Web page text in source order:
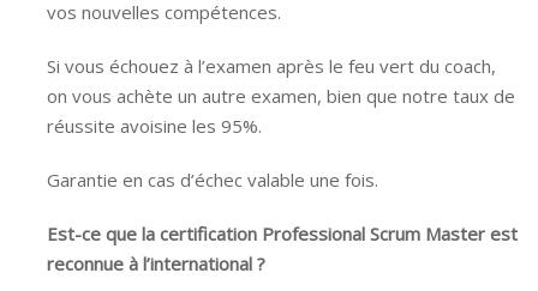
vos nouvelles compétences.
Si vous échouez à l’examen après le feu vert du coach,
on vous achète un autre examen, bien que notre taux de
réussite avoisine les 95%.
Garantie en cas d’échec valable une fois.
Est-ce que la certification Professional Scrum Master est
reconnue à l’international ?